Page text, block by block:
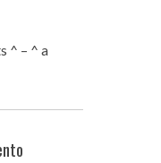
^ – ^ a